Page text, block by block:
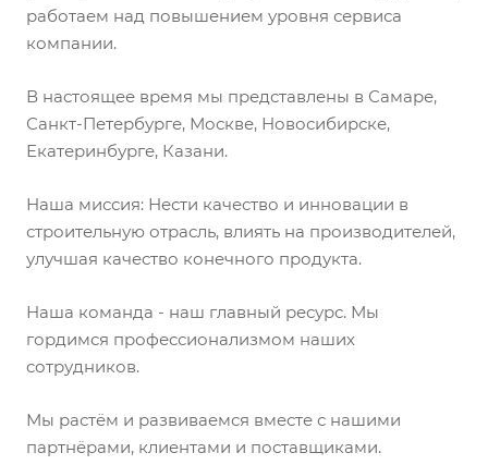
работаем над повышением уровня сервиса
компании.
В настоящее время мы представлены в Самаре,
Санкт-Петербурге, Москве, Новосибирске,
Екатеринбурге, Казани.
Наша миссия: Нести качество и инновации в
строительную отрасль, влиять на производителей,
улучшая качество конечного продукта.
Наша команда - наш главный ресурс. Мы
гордимся профессионализмом наших
сотрудников.
Мы растём и развиваемся вместе с нашими
партнёрами, клиентами и поставщиками.